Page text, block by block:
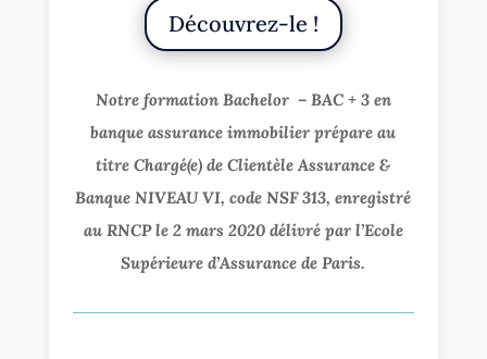
Découvrez-le !
Notre formation Bachelor – BAC + 3 en
banque assurance immobilier prépare au
titre Chargé(e) de Clientèle Assurance &
Banque NIVEAU VI, code NSF 313, enregistré
au RNCP le 2 mars 2020 délivré par l’Ecole
Supérieure d’Assurance de Paris.